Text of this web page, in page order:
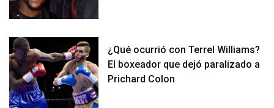
¿Qué ocurrió con Terrel Williams?
El boxeador que dejó paralizado a
Prichard Colon